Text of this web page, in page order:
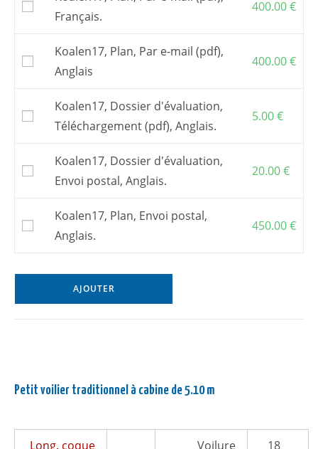
Vous pouvez aussi commander des
kit par une entreprise de votre choix.
Pour commander un
, s’adresser à l’un de
mespartenaires
Les frais postaux et la TVA, si elle s’applique,
sont inclus dans les prix affichés.
Français.
400.00€
Koalen17, Plan, Par e-mail (pdf),
Anglais
400.00€
Koalen17, Dossier d'évaluation,
Téléchargement (pdf), Anglais.
5.00€
Koalen17, Dossier d'évaluation,
Envoi postal, Anglais.
20.00€
Koalen17, Plan, Envoi postal,
Anglais.
450.00€
AJOUTER
Petit voilier traditionnel à cabine de 5.10 m
Long. coque
Voilure
18